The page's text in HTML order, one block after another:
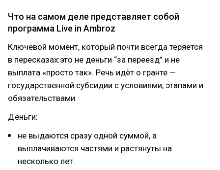
Что на самом деле представляет собой
программа Live in Ambroz
Ключевой момент, который почти всегда теряется
в пересказах:это не деньги “за переезд” и не
выплата «просто так». Речь идёт о гранте —
государственной субсидии с условиями, этапами и
обязательствами.
Деньги:
не выдаются сразу одной суммой, а
выплачиваются частями и растянуты на
несколько лет.